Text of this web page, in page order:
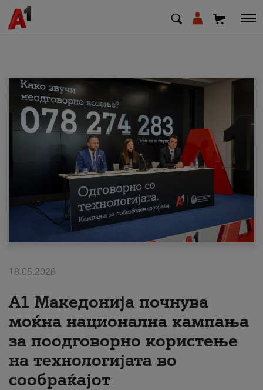
МК EN SQ
Деловни
Поддршка
Надополни кредит
#ПодобарОнлајн
18.05.2026
A1 Македонија почнува
моќна национална кампања
за поодговорно користење
на технологијата во
сообраќајот